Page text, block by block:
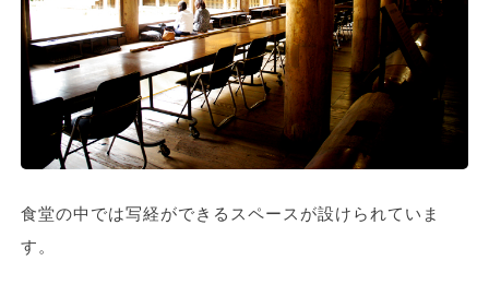
食堂の中では写経ができるスペースが設けられていま
す。